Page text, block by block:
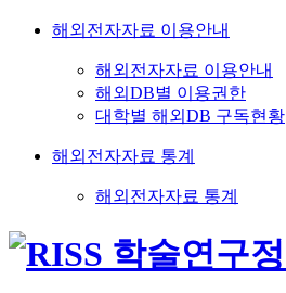
해외전자자료 이용안내
해외전자자료 이용안내
해외DB별 이용권한
대학별 해외DB 구독현황
해외전자자료 통계
해외전자자료 통계